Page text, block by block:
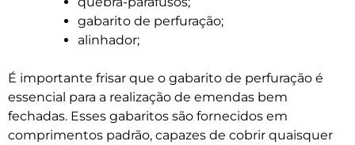
gabarito de perfuração;
alinhador;
É importante frisar que o gabarito de perfuração é
essencial para a realização de emendas bem
fechadas. Esses gabaritos são fornecidos em
comprimentos padrão, capazes de cobrir quaisquer